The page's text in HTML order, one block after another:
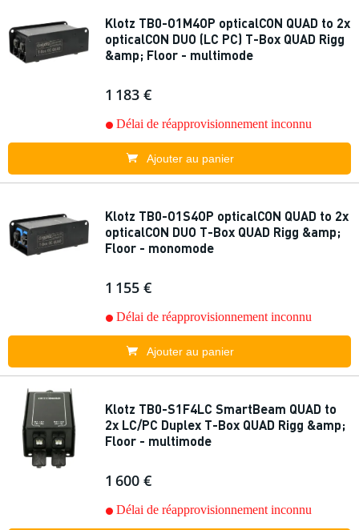
Klotz TB0-O1M4OP opticalCON QUAD to 2x
opticalCON DUO (LC PC) T-Box QUAD Rigg
&amp; Floor - multimode
1 183 €
Délai de réapprovisionnement inconnu
Ajouter au panier
Klotz TB0-O1S4OP opticalCON QUAD to 2x
opticalCON DUO T-Box QUAD Rigg &amp;
Floor - monomode
1 155 €
Délai de réapprovisionnement inconnu
Ajouter au panier
Klotz TB0-S1F4LC SmartBeam QUAD to
2x LC/PC Duplex T-Box QUAD Rigg &amp;
Floor - multimode
1 600 €
Délai de réapprovisionnement inconnu